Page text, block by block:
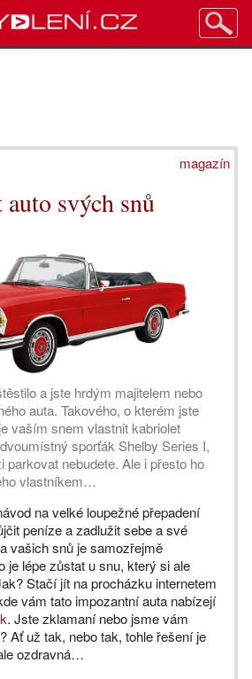
magazín
svých snů
a jste hrdým majitelem nebo
auta. Takového, o kterém jste
vaším snem vlastnit kabriolet
sporťák Shelby Series I,
parkovat nebudete. Ale i přesto ho
vlastníkem…
na velké loupežné přepadení
peníze a zadlužit sebe a své
vašich snů je samozřejmě
je lépe zůstat u snu, který si ale
Stačí jít na procházku internetem
vám tato impozantní auta nabízejí
. Jste zklamaní nebo jsme vám
Ať už tak, nebo tak, tohle řešení je
ozdravná…